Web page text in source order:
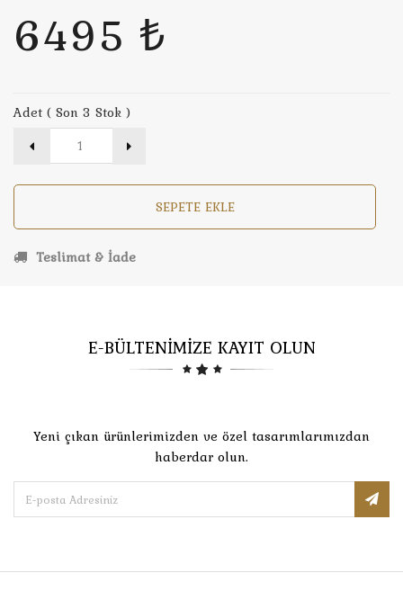
6495 ₺
Adet ( Son 3 Stok )
SEPETE EKLE
Teslimat & İade
E-BÜLTENİMİZE KAYIT OLUN
Yeni çıkan ürünlerimizden ve özel tasarımlarımızdan
haberdar olun.